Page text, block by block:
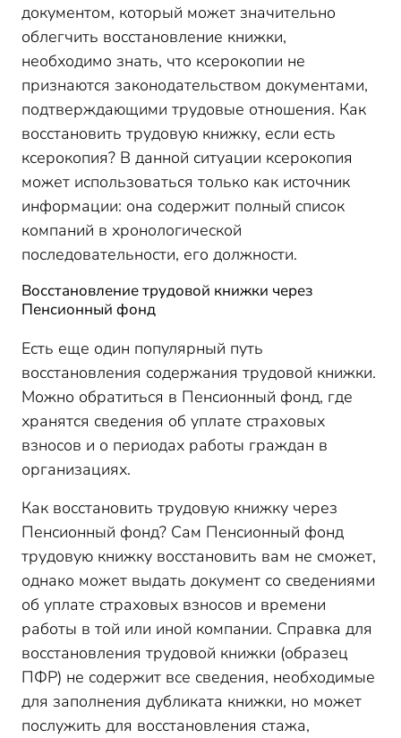
документом, который может значительно
облегчить восстановление книжки,
необходимо знать, что ксерокопии не
признаются законодательством документами,
подтверждающими трудовые отношения. Как
восстановить трудовую книжку, если есть
ксерокопия? В данной ситуации ксерокопия
может использоваться только как источник
информации: она содержит полный список
компаний в хронологической
последовательности, его должности.
Восстановление трудовой книжки через
Пенсионный фонд
Есть еще один популярный путь
восстановления содержания трудовой книжки.
Можно обратиться в Пенсионный фонд, где
хранятся сведения об уплате страховых
взносов и о периодах работы граждан в
организациях.
Как восстановить трудовую книжку через
Пенсионный фонд? Сам Пенсионный фонд
трудовую книжку восстановить вам не сможет,
однако может выдать документ со сведениями
об уплате страховых взносов и времени
работы в той или иной компании. Справка для
восстановления трудовой книжки (образец
ПФР) не содержит все сведения, необходимые
для заполнения дубликата книжки, но может
послужить для восстановления стажа,